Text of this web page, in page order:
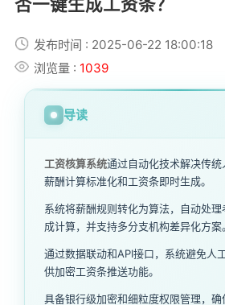
发布时间 : 2025-06-22 18:00:18
浏览量 : 1039
导读
工资核算系统通过自动化技术解决传
薪酬计算标准化和工资条即时生成。
系统将薪酬规则转化为算法，自动处
成计算，并支持多分支机构差异化方案。
通过数据联动和API接口，系统避免人
供加密工资条推送功能。
具备银行级加密和细粒度权限管理，确